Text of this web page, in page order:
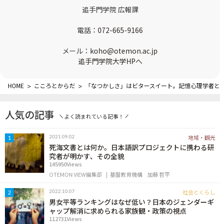
FOLLOW US
追手門学院 広報課
電話： 072-665-9166
メール： koho@otemon.ac.jp
追手門学院大学HPへ
HOME > こころとからだ > 「なつかしさ」はビタースイート。記憶心理学者
人気の記事 よく読まれている記事！
1 2021.09.02 地域・観光
死海文書とは何か。日本語訳プロジェクトに携わる研
究者が明かす、その全貌
145950Views
OTEMON VIEW編集部
基盤教育機構 加藤 哲平
2 2022.10.07 社会とくらし
男女平等ランキングはなぜ低い？日本のジェンダーギ
ャップ解消に求められる家族観・政策の視点
112731Views